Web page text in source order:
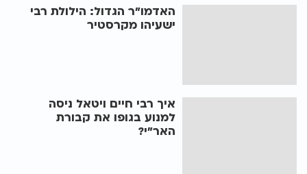
האדמו"ר הגדול: הילולת רבי
ישעיהו מקרסטיר
איך רבי חיים ויטאל ניסה
למנוע בגופו את קבורת
האר"י?